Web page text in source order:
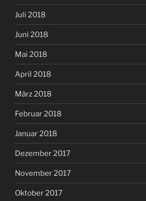
Juli 2018
Juni 2018
Mai 2018
April 2018
März 2018
Februar 2018
Januar 2018
Dezember 2017
November 2017
Oktober 2017